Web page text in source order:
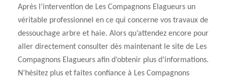
Après l’intervention de Les Compagnons Elagueurs un
véritable professionnel en ce qui concerne vos travaux de
dessouchage arbre et haie. Alors qu’attendez encore pour
aller directement consulter dès maintenant le site de Les
Compagnons Elagueurs afin d’obtenir plus d’informations.
N’hésitez plus et faites confiance à Les Compagnons